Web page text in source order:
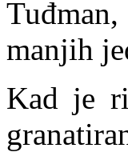
manjih
Kad je